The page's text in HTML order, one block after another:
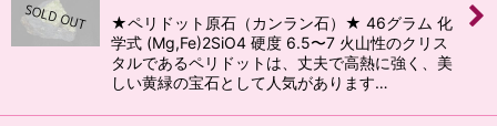
★ペリドット原石（カンラン石）★ 46グラム 化
学式 (Mg,Fe)2SiO4 硬度 6.5〜7 火山性のクリス
タルであるペリドットは、丈夫で高熱に強く、美
しい黄緑の宝石として人気があります…